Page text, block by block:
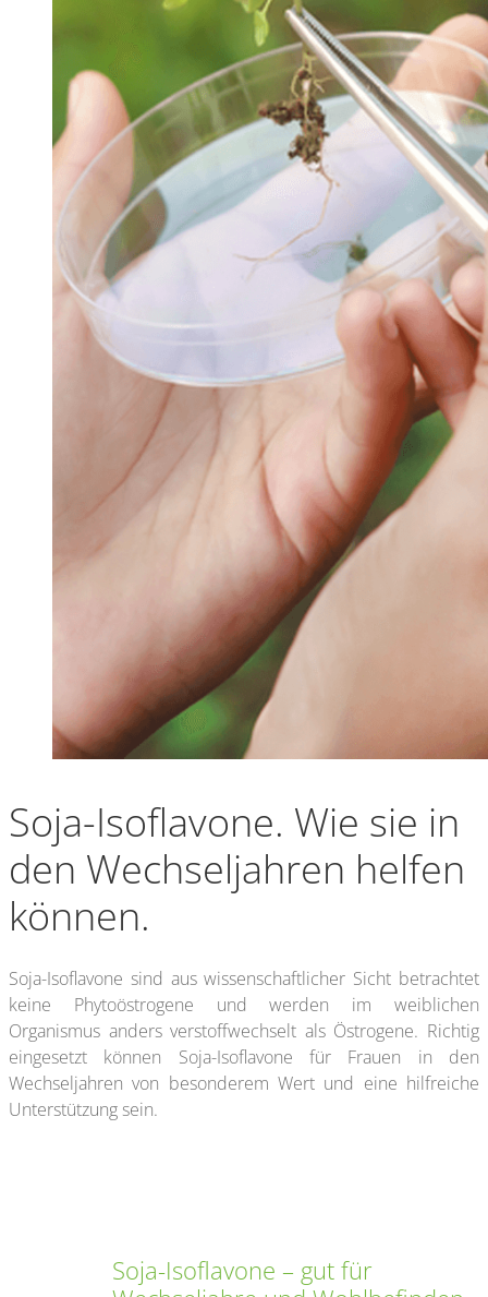
Soja-Isoflavone. Wie sie in
den Wechseljahren helfen
können.
Soja-Isoflavone sind aus wissenschaftlicher Sicht betrachtet
keine Phytoöstrogene und werden im weiblichen
Organismus anders verstoffwechselt als Östrogene. Richtig
eingesetzt können Soja-Isoflavone für Frauen in den
Wechseljahren von besonderem Wert und eine hilfreiche
Unterstützung sein.
Soja-Isoflavone – gut für